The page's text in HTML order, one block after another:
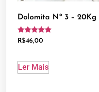
Dolomita Nº 3 – 20Kg
Avaliação
5.00
R$46,00
Ler Mais